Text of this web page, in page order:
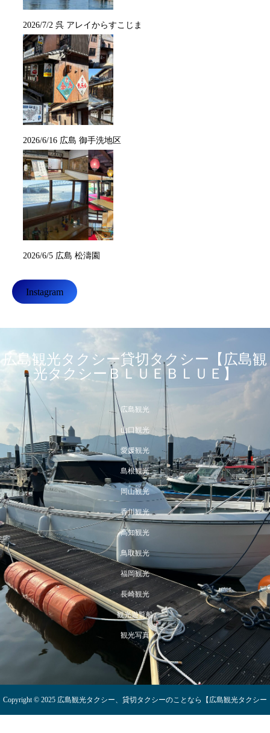
2026/7/2 呉 アレイからすこじま
2026/6/16 広島 御手洗地区
2026/6/5 広島 松濤園
Instagram
広島観光タクシー貸切タクシー【広島観
光タクシーＢＬＵＥＢＬＵＥ】
広島観光
山口観光
愛媛観光
島根観光
岡山観光
香川観光
高知観光
鳥取観光
福岡観光
長崎観光
観光遊覧船
観光写真
Copyright © 2025 広島観光タクシー、貸切タクシーのことなら【広島観光タクシー